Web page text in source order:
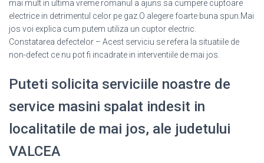
mai mult in ultima vreme romanul a ajuns sa cumpere cuptoare
electrice in detrimentul celor pe gaz.O alegere foarte buna spun.Mai
jos voi explica cum putem utiliza un cuptor electric.
Constatarea defectelor – Acest serviciu se refera la situatiile de
non-defect ce nu pot fi incadrate in interventiile de mai jos.
Puteti solicita serviciile noastre de
service masini spalat indesit in
localitatile de mai jos, ale judetului
VALCEA